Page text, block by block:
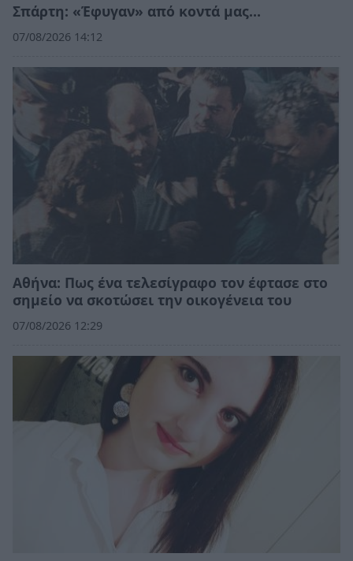
Σπάρτη: «Έφυγαν» από κοντά μας…
07/08/2026 14:12
Αθήνα: Πως ένα τελεσίγραφο τον έφτασε στο
σημείο να σκοτώσει την οικογένεια του
07/08/2026 12:29